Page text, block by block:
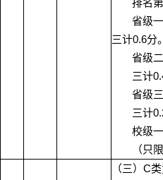
排名
省级
三计0.6分。
省级
三计
省级
三计
校级
（只
（三） C